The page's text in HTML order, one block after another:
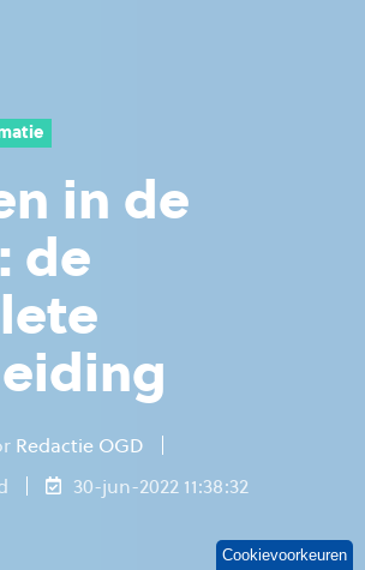
in de
de
Redactie OGD
30-jun-2022 11:38:32
Cookievoorkeuren